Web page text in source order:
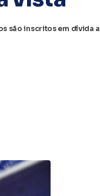
são inscritos em dívida